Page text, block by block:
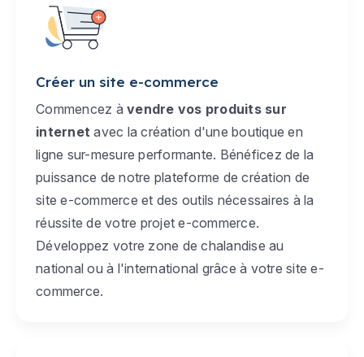
Créer un site e-commerce
Commencez à vendre vos produits sur
internet avec la création d'une boutique en
ligne sur-mesure performante. Bénéficez de la
puissance de notre plateforme de création de
site e-commerce et des outils nécessaires à la
réussite de votre projet e-commerce.
Développez votre zone de chalandise au
national ou à l'international grâce à votre site e-
commerce.